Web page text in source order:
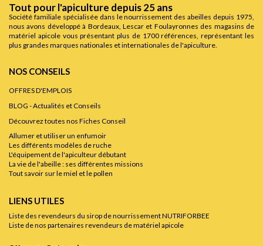
Tout pour l'apiculture depuis 25 ans
Société familiale spécialisée dans le nourrissement des abeilles depuis 1975,
nous avons développé à Bordeaux, Lescar et Foulayronnes des magasins de
matériel apicole vous présentant plus de 1700 références, représentant les
plus grandes marques nationales et internationales de l'apiculture.
NOS CONSEILS
OFFRES D'EMPLOIS
BLOG - Actualités et Conseils
Découvrez toutes nos Fiches Conseil
Allumer et utiliser un enfumoir
Les différents modèles de ruche
L'équipement de l'apiculteur débutant
La vie de l'abeille : ses différentes missions
Tout savoir sur le miel et le pollen
LIENS UTILES
Liste des revendeurs du sirop de nourrissement NUTRIFORBEE
Liste de nos partenaires revendeurs de matériel apicole